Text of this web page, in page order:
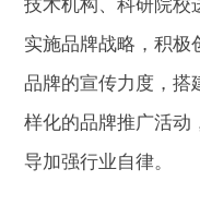
技术机构、科研院校
实施品牌战略，积极
品牌的宣传力度，搭
样化的品牌推广活动
导加强行业自律。